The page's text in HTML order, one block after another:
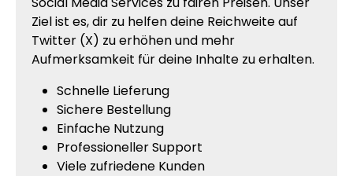
Ziel ist es, dir zu helfen deine Reichweite auf
Twitter (X) zu erhöhen und mehr
Aufmerksamkeit für deine Inhalte zu erhalten.
Schnelle Lieferung
Sichere Bestellung
Einfache Nutzung
Professioneller Support
Viele zufriedene Kunden